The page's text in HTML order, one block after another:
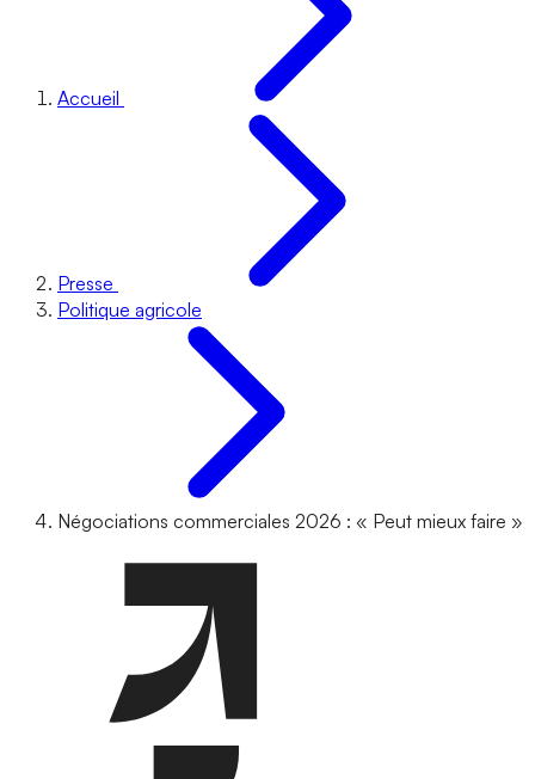
Accueil
Presse
Politique agricole
Négociations commerciales 2026 : « Peut mieux faire »